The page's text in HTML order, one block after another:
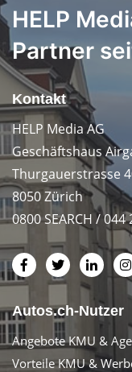
HELP
Partner
Kontakt
HELP Media AG
Geschäftshaus
Thurgauerstrasse
8050 Zürich
0800 SEARCH / 044
Autos.ch-Nutzer
Angebote KMU &
Vorteile KMU &